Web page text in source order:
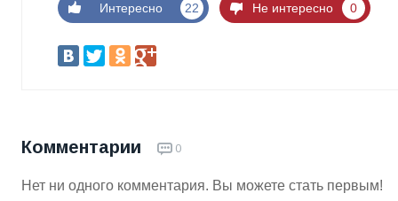
Интересно 22 Не интересно 0
Комментарии 0
Нет ни одного комментария. Вы можете стать первым!